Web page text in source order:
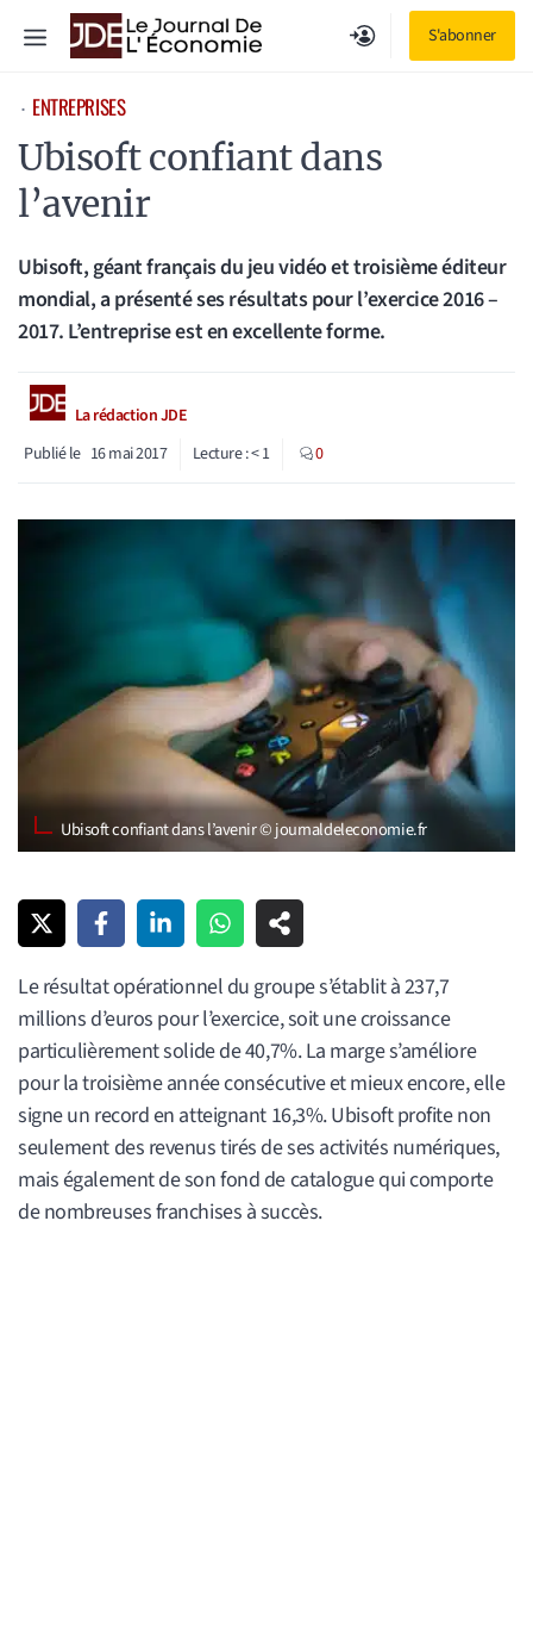
S'abonner
Menu
⋅ ENTREPRISES
Ubisoft confiant dans
l’avenir
Ubisoft, géant français du jeu vidéo et troisième éditeur
mondial, a présenté ses résultats pour l’exercice 2016 –
2017. L’entreprise est en excellente forme.
La rédaction JDE
Publié le 16 mai 2017 Lecture :< 1 0
Ubisoft confiant dans l’avenir © journaldeleconomie.fr
Le résultat opérationnel du groupe s’établit à 237,7
millions d’euros pour l’exercice, soit une croissance
particulièrement solide de 40,7%. La marge s’améliore
pour la troisième année consécutive et mieux encore, elle
signe un record en atteignant 16,3%. Ubisoft profite non
seulement des revenus tirés de ses activités numériques,
mais également de son fond de catalogue qui comporte
de nombreuses franchises à succès.